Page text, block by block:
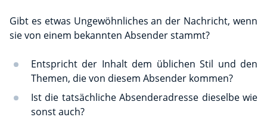
Gibt es etwas Ungewöhnliches an der Nachricht, wenn
sie von einem bekannten Absender stammt?
Entspricht der Inhalt dem üblichen Stil und den
Themen, die von diesem Absender kommen?
Ist die tatsächliche Absenderadresse dieselbe wie
sonst auch?